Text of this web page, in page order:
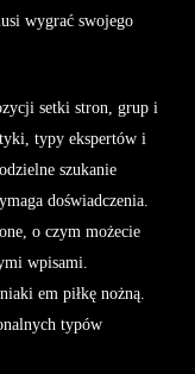
wygrać swojego
setki stron, grup i
typy ekspertów i
szukanie
doświadczenia.
o czym możecie
wpisami.
em piłkę nożną.
typów